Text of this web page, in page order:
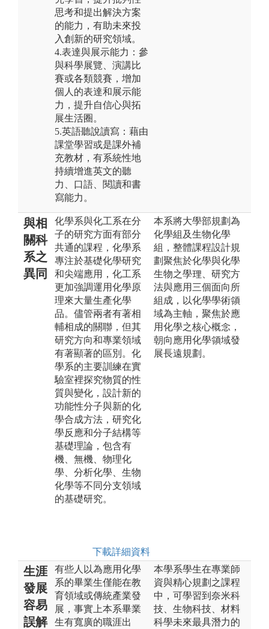
思考和提出解決方案
的能力，有助未來投
入創新的研究領域。
4.表達與展示能力：參
與科學展覽、演講比
賽或各類競賽，增加
個人的表達和展示能
力，提升自信心與拓
展生活圈。
5.英語聽說讀寫：藉由
課堂學習或是課外補
充教材，有系統性地
持續增進英文的聽
力、口語、閱讀和書
寫能力。
與相
關科
系之
異同
化學系與化工系在分
子的研究方面有部分
共通的課程，化學系
專注於基礎化學研究
和尖端應用，化工系
更加強調運用化學原
理來大量生產化學
品。儘管兩者有著相
輔相成的關聯，但其
研究方向和專業領域
有著顯著的區別。化
學系的主要訓練在實
驗室裡探究物質的性
質與變化，設計新的
功能性分子與新的化
學合成方法，研究化
學反應和分子結構等
基礎理論，包含有
機、無機、物理化
學、分析化學、生物
化學等不同分支領域
的基礎研究。
下載詳細資料
本系將大學部規劃為
化學組及生物化學
組，整體課程設計規
劃聚焦於化學與化學
生物之學理、研究方
法與應用三個面向所
組成，以化學學術領
域為主軸，聚焦於應
用化學之核心概念，
朝向應用化學領域發
展長遠規劃。
生涯
發展
容易
誤解
有些人以為應用化學
系的畢業生僅能在教
育領域或傳統產業發
展，事實上本系畢業
生有寬廣的職涯出
本學系學生在專業師
資與精心規劃之課程
中，可學習到奈米科
技、生物科技、材料
科學未來最具潛力的